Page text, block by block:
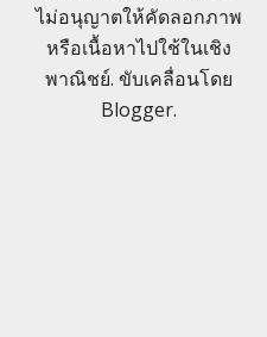
ไม่อนุญาตให้คัดลอกภาพ
หรือเนื้อหาไปใช้ในเชิง
พาณิชย์. ขับเคลื่อนโดย
Blogger.